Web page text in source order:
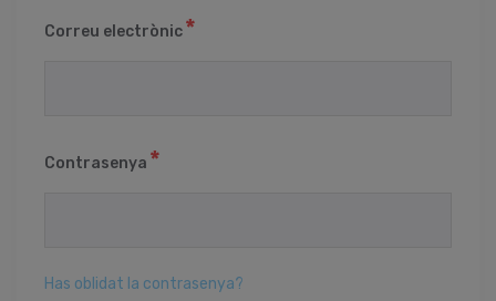
Correu electrònic
Contrasenya
Has oblidat la contrasenya?